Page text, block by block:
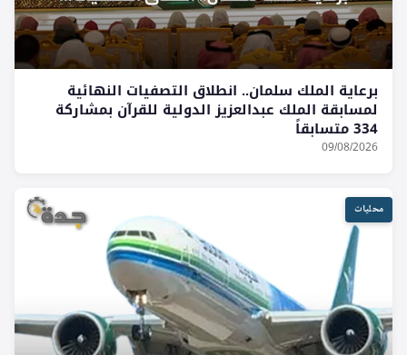
برعاية الملك سلمان.. انطلاق التصفيات النهائية
لمسابقة الملك عبدالعزيز الدولية للقرآن بمشاركة
334 متسابقاً
09/08/2026
محليات